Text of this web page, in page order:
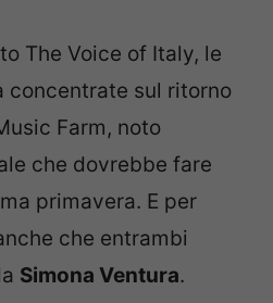
The Voice of Italy, le
concentrate sul ritorno
Farm, noto
che dovrebbe fare
primavera. E per
che entrambi
Simona Ventura.